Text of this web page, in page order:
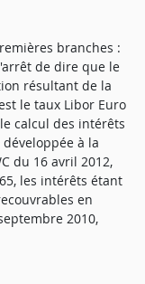
branches :
de dire que le
résultant de la
le taux Libor Euro
calcul des intérêts
à la
du 16 avril 2012,
les intérêts étant
en
2010,